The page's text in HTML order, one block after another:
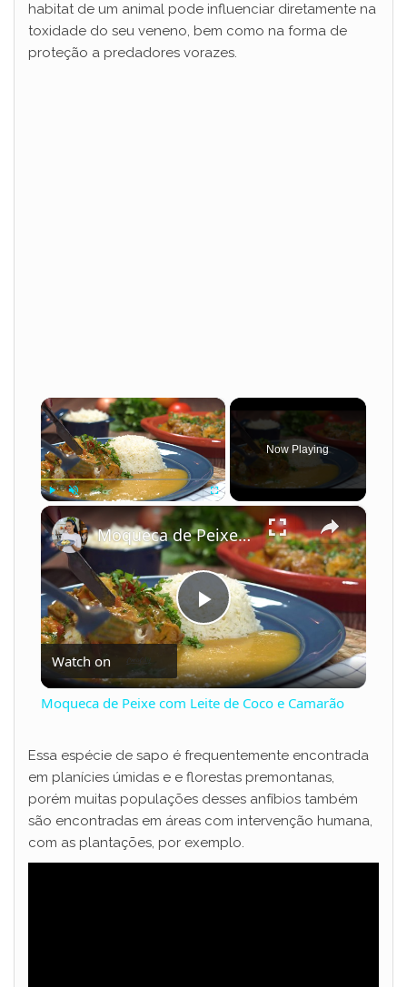
habitat de um animal pode influenciar diretamente na
toxidade do seu veneno, bem como na forma de
proteção a predadores vorazes.
×
Fullscreen
Now Playing
×
P
l
y
V
Moqueca de Peixe com Leite de Coco e Camarão
Watch on
Moqueca de Peixe com Leite de Coco e Camarão
Essa espécie de sapo é frequentemente encontrada
em planícies úmidas e e florestas premontanas,
porém muitas populações desses anfíbios também
são encontradas em áreas com intervenção humana,
com as plantações, por exemplo.